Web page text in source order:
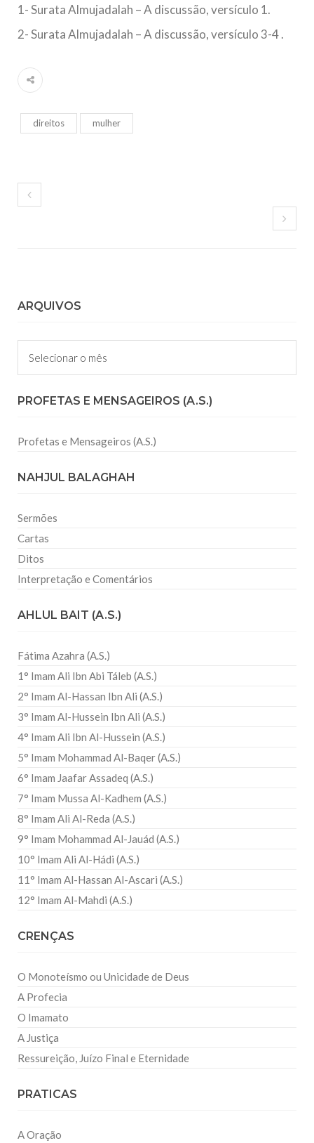
1- Surata Almujadalah – A discussão, versículo 1.
2- Surata Almujadalah – A discussão, versículo 3-4 .
direitos mulher
ARQUIVOS
Arquivos
PROFETAS E MENSAGEIROS (A.S.)
Profetas e Mensageiros (A.S.)
NAHJUL BALAGHAH
Sermões
Cartas
Ditos
Interpretação e Comentários
AHLUL BAIT (A.S.)
Fátima Azahra (A.S.)
1° Imam Ali Ibn Abi Táleb (A.S.)
2° Imam Al-Hassan Ibn Ali (A.S.)
3° Imam Al-Hussein Ibn Ali (A.S.)
4° Imam Ali Ibn Al-Hussein (A.S.)
5° Imam Mohammad Al-Baqer (A.S.)
6° Imam Jaafar Assadeq (A.S.)
7° Imam Mussa Al-Kadhem (A.S.)
8° Imam Ali Al-Reda (A.S.)
9° Imam Mohammad Al-Jauád (A.S.)
10° Imam Ali Al-Hádi (A.S.)
11° Imam Al-Hassan Al-Ascari (A.S.)
12° Imam Al-Mahdi (A.S.)
CRENÇAS
O Monoteísmo ou Unicidade de Deus
A Profecia
O Imamato
A Justiça
Ressureição, Juízo Final e Eternidade
PRATICAS
A Oração